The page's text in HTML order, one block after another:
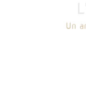
Un